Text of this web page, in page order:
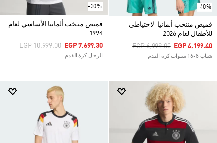
-40%
قميص منتخب ألمانيا الاحتياطي
للأطفال لعام 2026
Price Reduced From
EGP 6,999.00ToEGP 4,199.40
شباب 8-16 سنوات كرة القدم
-30%
قميص منتخب ألمانيا الأساسي لعام
1994
Price Reduced From
EGP 10,999.00ToEGP 7,699.30
الرجال كرة القدم